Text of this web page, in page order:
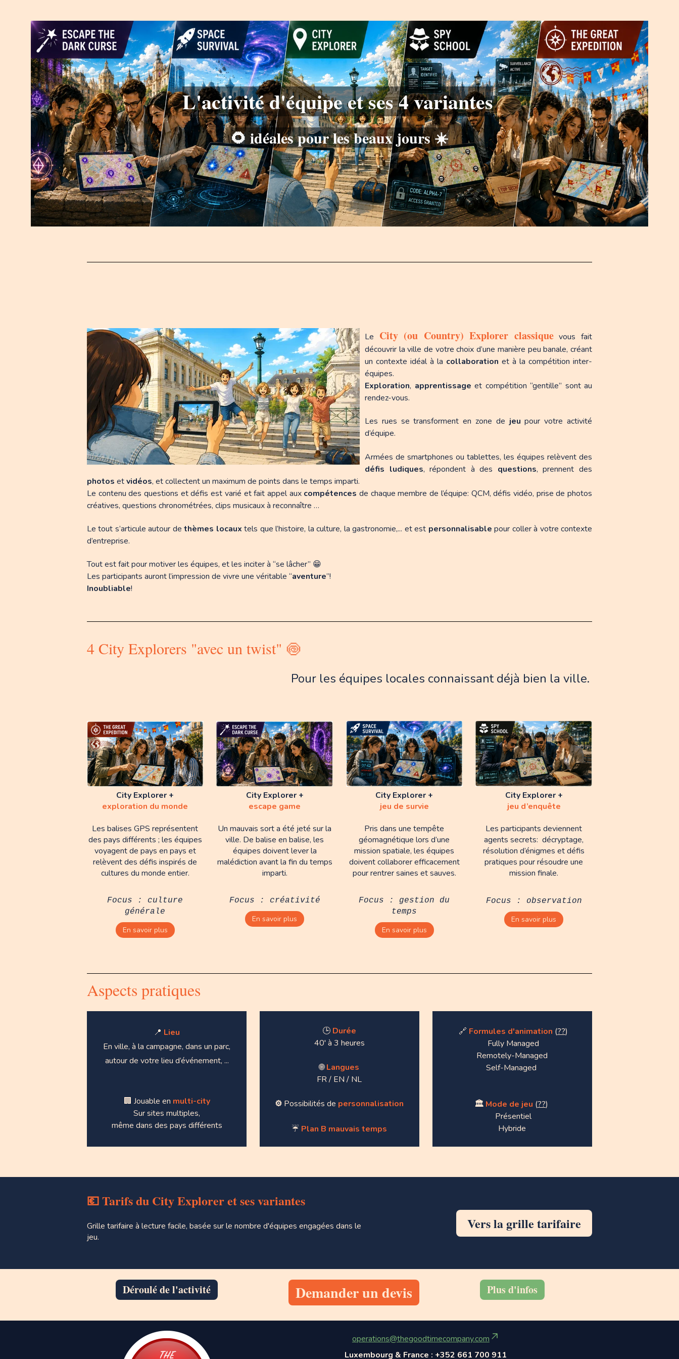
L'activité d'équipe et ses 4 variantes
🌻idéales pour les beaux jours☀️
Le City (ou Country) Explorer classique vous fait
découvrir la ville de votre choix d’une manière peu banale, créant
un contexte idéal à la collaboration et à la compétition inter-
équipes.
Exploration, apprentissage et compétition “gentille” sont au
rendez-vous.
Les rues se transforment en zone de jeu pour votre activité
d’équipe.
Armées de smartphones ou tablettes, les équipes relèvent des
défis ludiques, répondent à des questions, prennent des
photos etvidéos, et collectent un maximum de points dans le temps imparti.
Le contenu desquestions et défis est varié et fait appel aux compétences de chaque membre de l’équipe: QCM, défis vidéo, prise de photos
créatives, questions chronométrées, clips musicaux à reconnaître …
Le tout s’articule autour dethèmes locauxtels que l’histoire, la culture, la gastronomie,... et est personnalisable pour coller à votre contexte
d’entreprise.
Tout est fait pour motiver les équipes, et les inciter à “se lâcher” 😁
Les participants auront l’impression de vivre une véritable “aventure”!
Inoubliable!
4 City Explorers "avec un twist" 🍥
Pour les équipes locales connaissant déjà bien la ville.
City Explorer +
exploration du monde
Les balises GPS représentent
des pays différents ; les équipes
voyagent de pays en pays et
relèvent des défis inspirés de
cultures du monde entier.
Focus : culture
générale
En savoir plus
City Explorer +
escape game
Un mauvais sort a été jeté sur la
ville. De balise en balise, les
équipes doivent lever la
malédiction avant la fin du temps
imparti.
Focus : créativité
En savoir plus
City Explorer +
jeu de survie
Pris dans une tempête
géomagnétique lors d’une
mission spatiale, les équipes
doivent collaborer efficacement
pour rentrer saines et sauves.
Focus : gestion du
temps
En savoir plus
City Explorer +
jeu d’enquête
Les participants deviennent
agents secrets: décryptage,
résolution d’énigmes et défis
pratiques pour résoudre une
mission finale.
Focus : observation
En savoir plus
Aspects pratiques
📍 Lieu
En ville, à la campagne, dans un parc,
autour de votre lieu d’événement, ...
🏢 Jouable en multi-city
Sur sites multiples,
même dans des pays différents
🕒 Durée
40' à 3 heures
🌐Langues
FR / EN / NL
⚙️ Possibilités de personnalisation
☔ Plan B mauvais temps
🔗 Formules d'animation (??)
Fully Managed
Remotely-Managed
Self-Managed
🏛️ Mode de jeu (??)
Présentiel
Hybride
💶Tarifs du City Explorer et ses variantes
Grille tarifaire à lecture facile, basée sur le nombre d'équipes engagées dans le
jeu.
Vers la grille tarifaire
Déroulé de l'activité Demander un devis Plus d'infos
operations@thegoodtimecompany.com
Luxembourg & France : +352 661 700 911